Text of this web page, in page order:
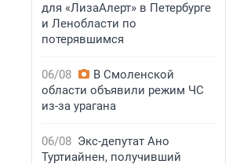
для «ЛизаАлерт» в Петербурге
и Ленобласти по
потерявшимся
06/08
В Смоленской
области объявили режим ЧС
из-за урагана
06/08 Экс-депутат Ано
Туртиайнен, получивший